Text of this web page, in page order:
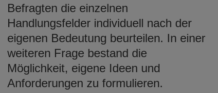
Befragten die einzelnen
Handlungsfelder individuell nach der
eigenen Bedeutung beurteilen. In einer
weiteren Frage bestand die
Möglichkeit, eigene Ideen und
Anforderungen zu formulieren.